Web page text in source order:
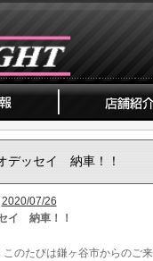
デッセイ 納車！！
2020/07/26
イ 納車！！
このたびは鎌ヶ谷市からのご